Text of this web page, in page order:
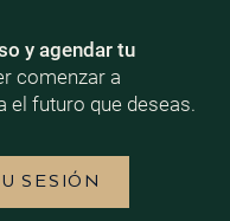
y agendar tu
comenzar a
futuro que deseas.
SESIÓN